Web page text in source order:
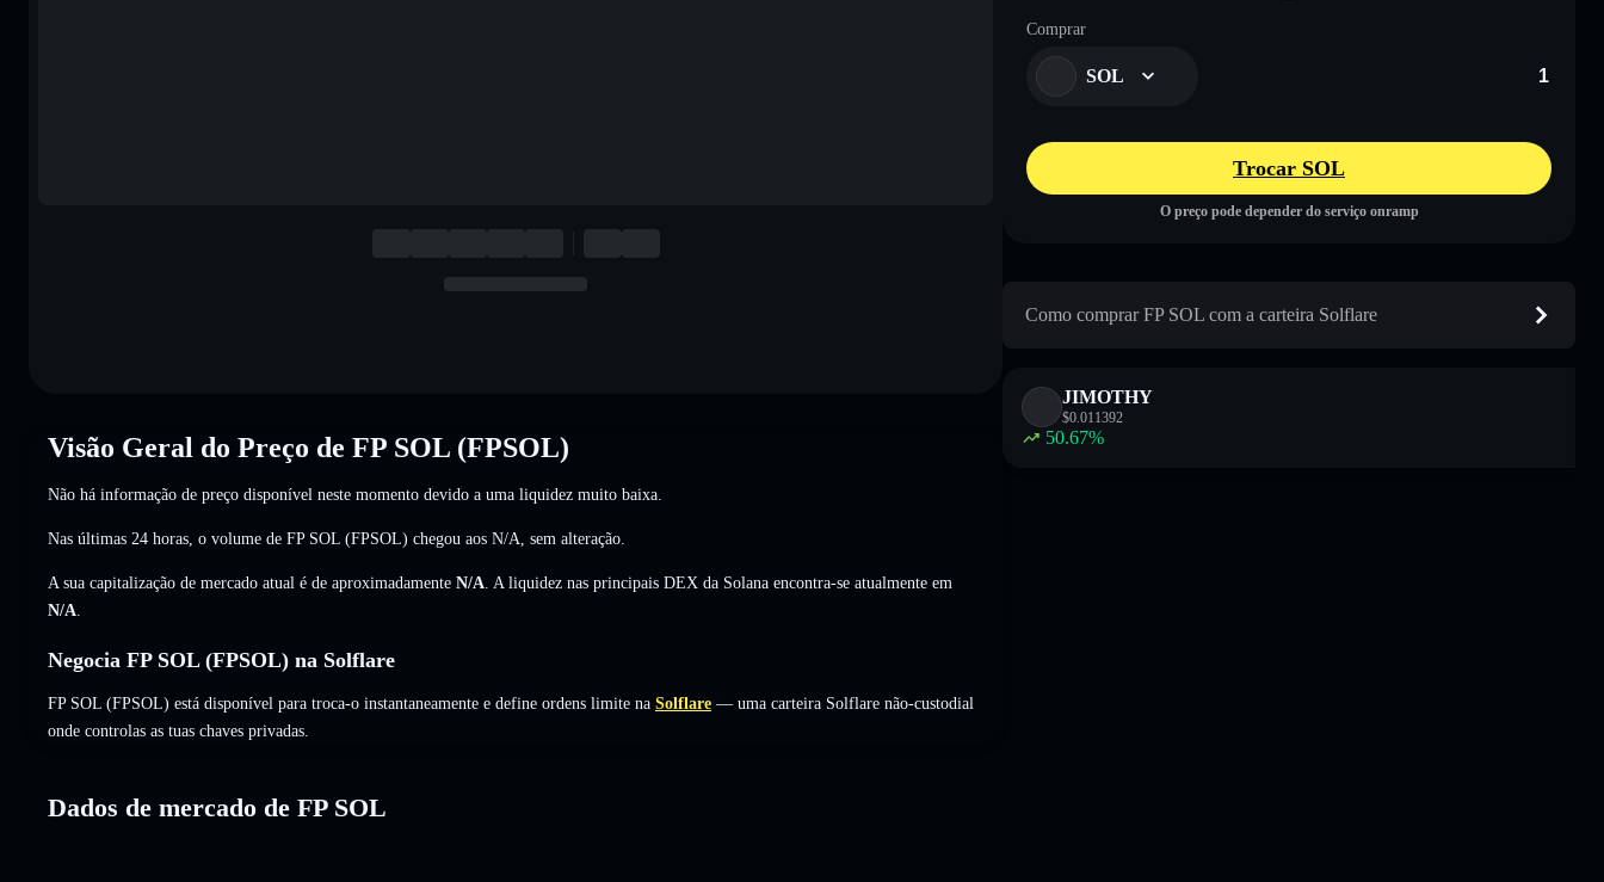
Visão Geral do Preço de FP SOL (FPSOL)
Não há informação de preço disponível neste momento devido a uma liquidez muito baixa.
Nas últimas 24 horas, o volume de FP SOL (FPSOL) chegou aos N/A sem alteração
A sua capitalização de mercado atual é de aproximadamente N/A . A liquidez nas principais DEX da Solana encontra-se atualmente em
N/A
Negocia FP SOL (FPSOL) na Solflare
FP SOL (FPSOL) está disponível para troca-o instantaneamente e define ordens limite na Solflare — uma carteira Solflare não-custodial
onde controlas as tuas chaves privadas.
Dados de mercado de FP SOL
Comprar
SOL
Trocar SOL
O preço pode depender do serviço onramp
Como comprar FP SOL com a carteira Solflare
JIMOTHY
$0.011392
50.67%